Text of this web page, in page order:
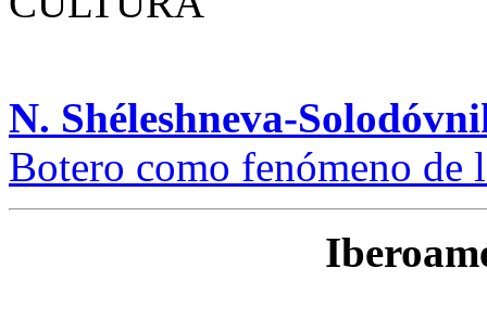
N. Shéleshneva-
Botero como fenómeno de